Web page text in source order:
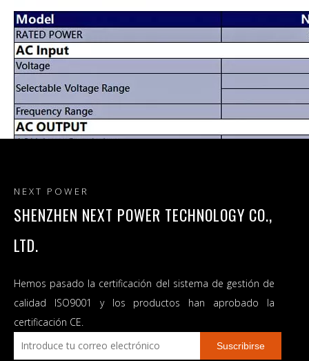
NEXT POWER
SHENZHEN NEXT POWER TECHNOLOGY CO.,
LTD.
Hemos pasado la certificación del sistema de gestión de
calidad ISO9001 y los productos han aprobado la
certificación CE.
Suscribirse